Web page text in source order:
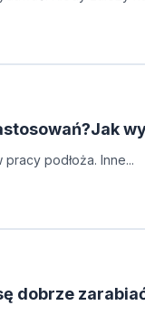
podłoża. Inne...
dobrze